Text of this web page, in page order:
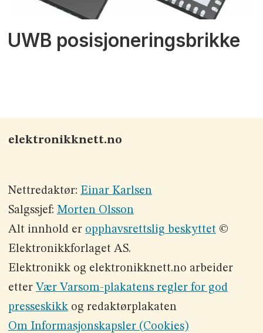
UWB posisjoneringsbrikke
elektronikknett.no
Nettredaktør: Einar Karlsen
Salgssjef: Morten Olsson
Alt innhold er opphavsrettslig beskyttet©
Elektronikkforlaget AS.
Elektronikk og elektronikknett.no arbeider
etter Vær Varsom-plakatens regler for god
presseskikkog redaktørplakaten
Om Informasjonskapsler (Cookies)